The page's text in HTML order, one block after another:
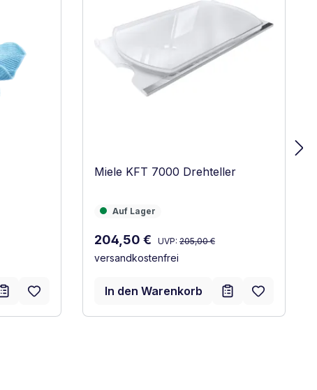
Miele KFT 7000 Drehteller
Auf Lager
Auf Lager
Verkaufspreis:
204,50 € Regulärer Preis:
UVP: 205,00 €
versandkostenfrei
In den Warenkorb